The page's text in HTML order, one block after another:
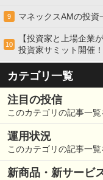
9 マネックスAMの投
10
【投資家と上場企業
投資家サミット開催！
カテゴリ一覧
注目の投信
このカテゴリの記事一覧
運用状況
このカテゴリの記事一覧
新商品・新サービ